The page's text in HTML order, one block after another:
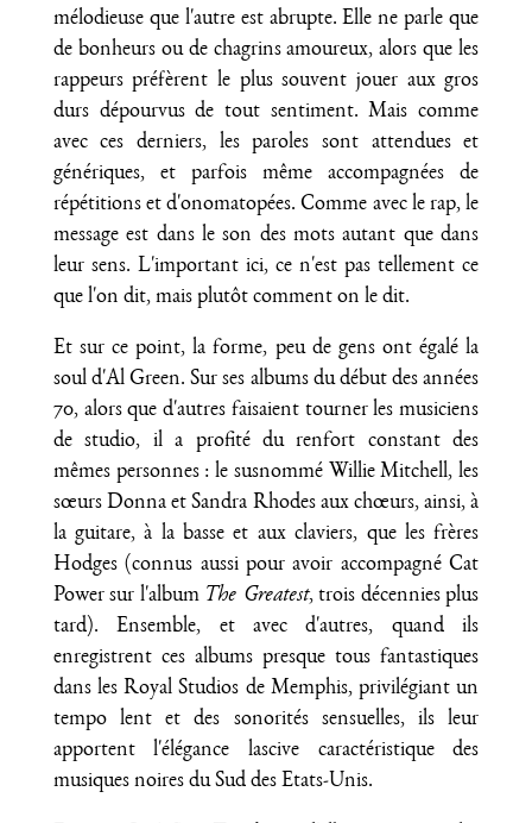
mélodieuse que l'autre est abrupte. Elle ne parle que
de bonheurs ou de chagrins amoureux, alors que les
rappeurs préfèrent le plus souvent jouer aux gros
durs dépourvus de tout sentiment. Mais comme
avec ces derniers, les paroles sont attendues et
génériques, et parfois même accompagnées de
répétitions et d'onomatopées. Comme avec le rap, le
message est dans le son des mots autant que dans
leur sens. L'important ici, ce n'est pas tellement ce
que l'on dit, mais plutôt comment on le dit.
Et sur ce point, la forme, peu de gens ont égalé la
soul d'Al Green. Sur ses albums du début des années
70, alors que d'autres faisaient tourner les musiciens
de studio, il a profité du renfort constant des
mêmes personnes : le susnommé Willie Mitchell, les
sœurs Donna et Sandra Rhodes aux chœurs, ainsi, à
la guitare, à la basse et aux claviers, que les frères
Hodges (connus aussi pour avoir accompagné Cat
Power sur l'album The Greatest, trois décennies plus
tard). Ensemble, et avec d'autres, quand ils
enregistrent ces albums presque tous fantastiques
dans les Royal Studios de Memphis, privilégiant un
tempo lent et des sonorités sensuelles, ils leur
apportent l'élégance lascive caractéristique des
musiques noires du Sud des Etats-Unis.